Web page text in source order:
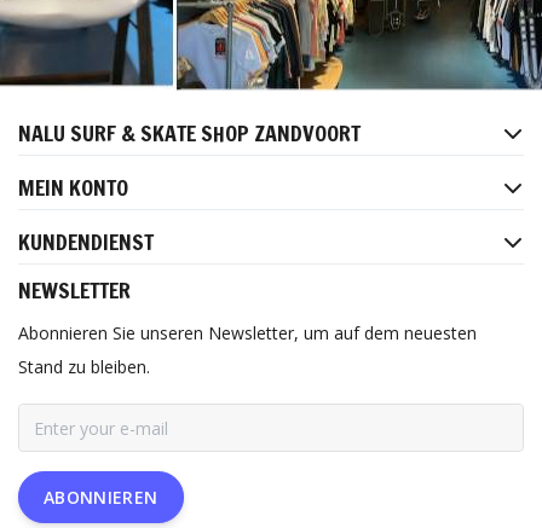
NALU SURF & SKATE SHOP ZANDVOORT
MEIN KONTO
KUNDENDIENST
NEWSLETTER
Abonnieren Sie unseren Newsletter, um auf dem neuesten
Stand zu bleiben.
ABONNIEREN